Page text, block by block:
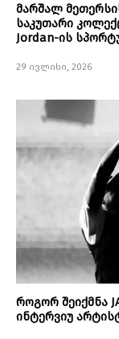
მარშალ
საკუთარი
Jordan-ის
29 ივლისი, 2026
როგორ შეიქმნა
ინტერვიუ